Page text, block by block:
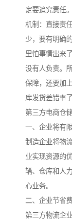
定要追究责任
机制：直接责
少，要有明确
里怕事情出来
没有人负责。
保障，还要加
库发货差错率了
第三方电商仓
一、企业将有
制造企业将物
业实现资源的
辆、仓库和人
心业务。
二、企业节省
第三方物流企